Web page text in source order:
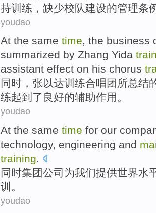
持训练 ，缺少校队建设的管理条
youdao
At the same time, the business
summarized by Zhang Yida
assistant effect on his chorus
同时 ， 张以达训练合唱团 所总结
练起到了 良好的辅助作用 。
youdao
At the same time for our
technology, engineering and
training.
同时集团公司 为我们提供世界水
训 。
youdao